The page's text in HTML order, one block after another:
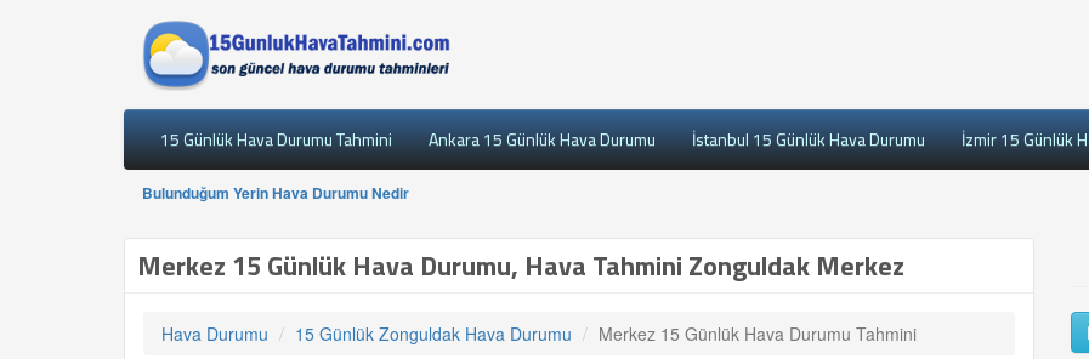
15 Günlük Hava Durumu Tahmini Ankara 15 Günlük Hava Durumu İstanbul 15 Günlük Hava Durumu İzmir 15 Günlük
Bulunduğum Yerin Hava Durumu Nedir
Merkez 15 Günlük Hava Durumu, Hava Tahmini Zonguldak Merkez
Hava Durumu 15 Günlük Zonguldak Hava Durumu Merkez 15 Günlük Hava Durumu Tahmini